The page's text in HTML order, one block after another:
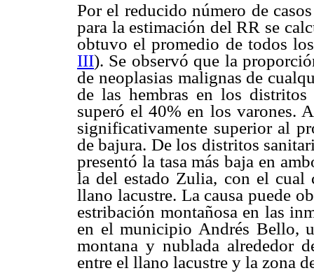
Por el reducido número de
para la estimación del RR se
obtuvo el promedio de todos
III). Se observó que la
de neoplasias malignas de
de las hembras en los
superó el 40% en los varones.
significativamente superior al
de bajura. De los distritos
presentó la tasa más baja en
la del estado Zulia, con el cual
llano lacustre. La causa puede
estribación montañosa en las
en el municipio Andrés Bello,
montana y nublada alrededor
entre el llano lacustre y la zona